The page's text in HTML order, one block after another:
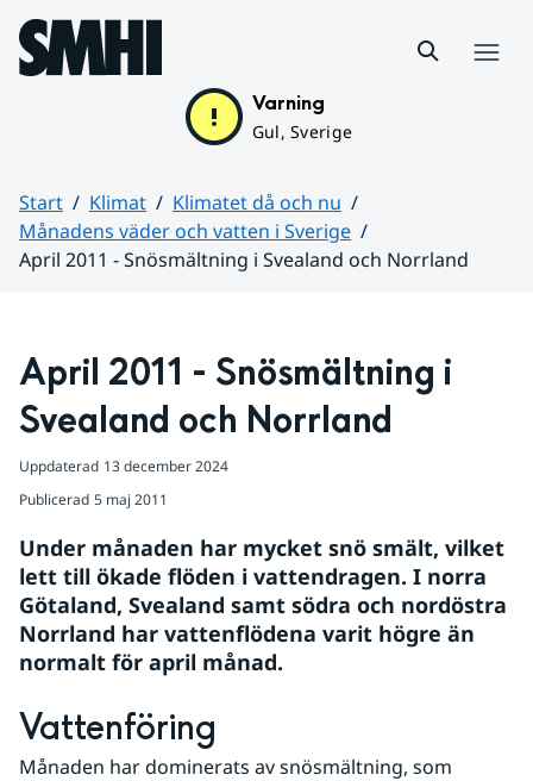
Hoppa till sidans innehåll
Varning
Gul, Sverige
Start Klimat
Klimatet då och nu
Månadens väder och vatten i Sverige
April 2011 - Snösmältning i Svealand och Norrland
April 2011 - Snösmältning i
Svealand och Norrland
Uppdaterad 13 december 2024
Publicerad 5 maj 2011
Under månaden har mycket snö smält, vilket
lett till ökade flöden i vattendragen. I norra
Götaland, Svealand samt södra och nordöstra
Norrland har vattenflödena varit högre än
normalt för april månad.
Vattenföring
Månaden har dominerats av snösmältning, som